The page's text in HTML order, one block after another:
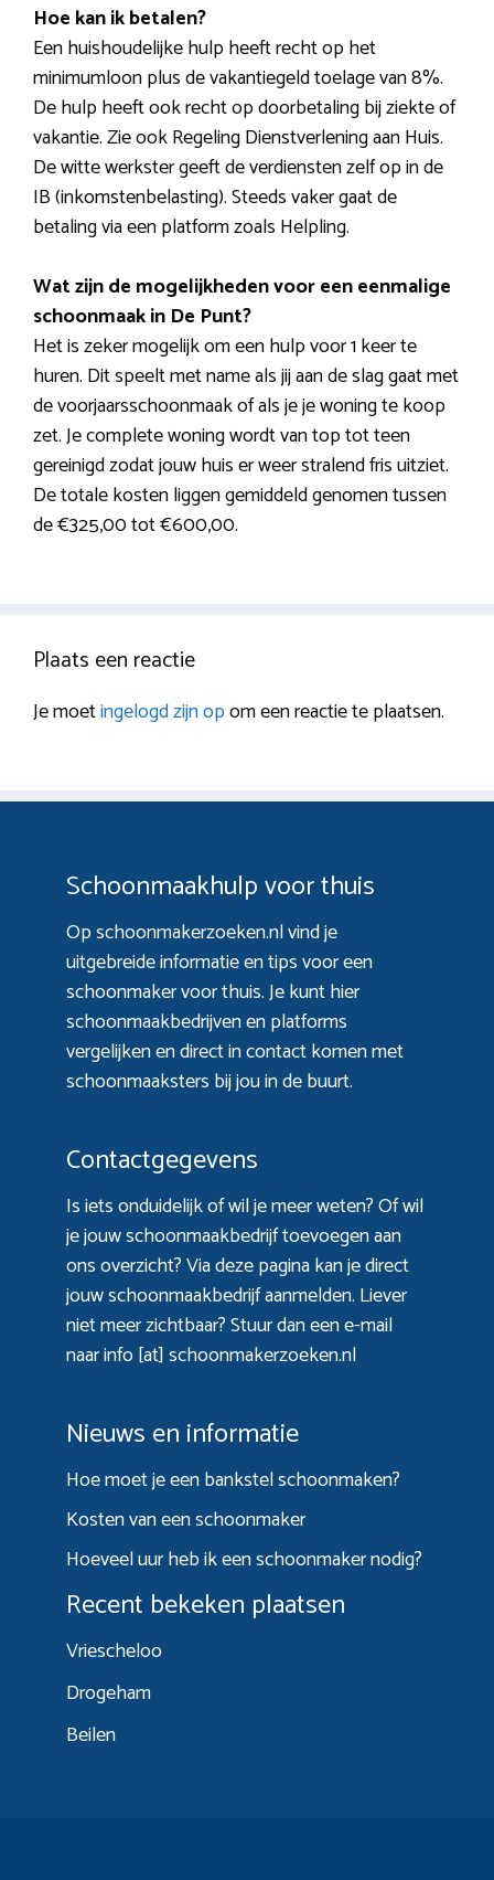
Hoe kan ik betalen?
Een huishoudelijke hulp heeft recht op het
minimumloon plus de vakantiegeld toelage van 8%.
De hulp heeft ook recht op doorbetaling bij ziekte of
vakantie. Zie ook Regeling Dienstverlening aan Huis.
De witte werkster geeft de verdiensten zelf op in de
IB (inkomstenbelasting). Steeds vaker gaat de
betaling via een platform zoals Helpling.
Wat zijn de mogelijkheden voor een eenmalige
schoonmaak in De Punt?
Het is zeker mogelijk om een hulp voor 1 keer te
huren. Dit speelt met name als jij aan de slag gaat met
de voorjaarsschoonmaak of als je je woning te koop
zet. Je complete woning wordt van top tot teen
gereinigd zodat jouw huis er weer stralend fris uitziet.
De totale kosten liggen gemiddeld genomen tussen
de €325,00 tot €600,00.
Plaats een reactie
Je moetingelogd zijn opom een reactie te plaatsen.
Schoonmaakhulp voor thuis
Op schoonmakerzoeken.nl vind je
uitgebreide informatie en tips voor een
schoonmaker voor thuis. Je kunt hier
schoonmaakbedrijven en platforms
vergelijken en direct in contact komen met
schoonmaaksters bij jou in de buurt.
Contactgegevens
Is iets onduidelijk of wil je meer weten? Of wil
je jouw schoonmaakbedrijf toevoegen aan
ons overzicht? Viadeze paginakan je direct
jouw schoonmaakbedrijf aanmelden. Liever
niet meer zichtbaar? Stuur dan een e-mail
naar info [at] schoonmakerzoeken.nl
Nieuws en informatie
Hoe moet je een bankstel schoonmaken?
Kosten van een schoonmaker
Hoeveel uur heb ik een schoonmaker nodig?
Recent bekeken plaatsen
Vriescheloo
Drogeham
Beilen